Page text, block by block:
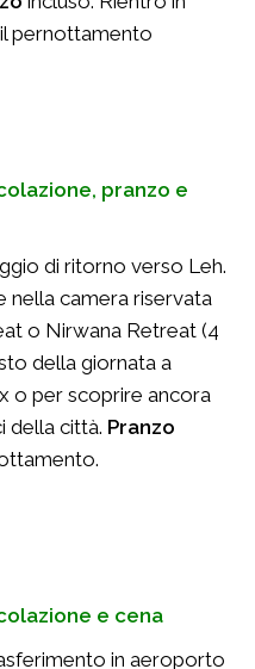
pernottamento
pranzo e
di ritorno verso Leh.
nella camera riservata
o Nirwana Retreat (4
della giornata a
o per scoprire ancora
della città. Pranzo
e cena
in aeroporto